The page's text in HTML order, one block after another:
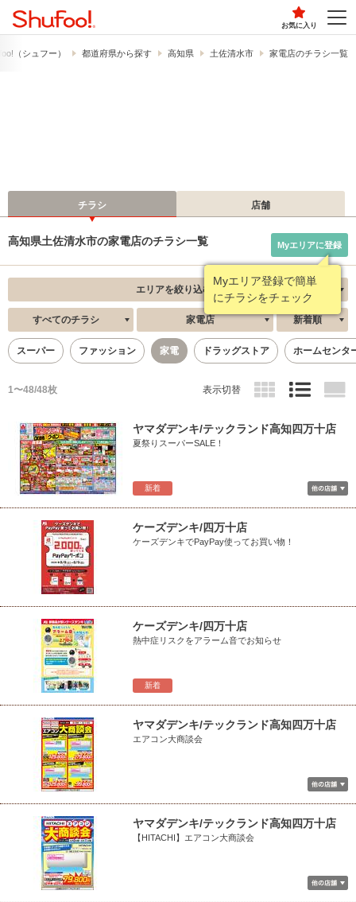
お気に入り
（シュフー） 都道府県から探す 高知県 土佐清水市 家電店のチラシ一覧
チラシ 店舗
高知県土佐清水市の家電店のチラシ一覧 Myエリアに登録
エリアを絞り込む
すべてのチラシ 家電店 新着順
スーパー ファッション 家電 ドラッグストア ホームセンタ
1〜48/48枚 表示切替
新着
ヤマダデンキ/テックランド高知四万十店
夏祭りスーパーSALE！
ケーズデンキ/四万十店
ケーズデンキでPayPay使ってお買い物！
新着
ケーズデンキ/四万十店
熱中症リスクをアラーム音でお知らせ
ヤマダデンキ/テックランド高知四万十店
エアコン大商談会
ヤマダデンキ/テックランド高知四万十店
【HITACHI】エアコン大商談会